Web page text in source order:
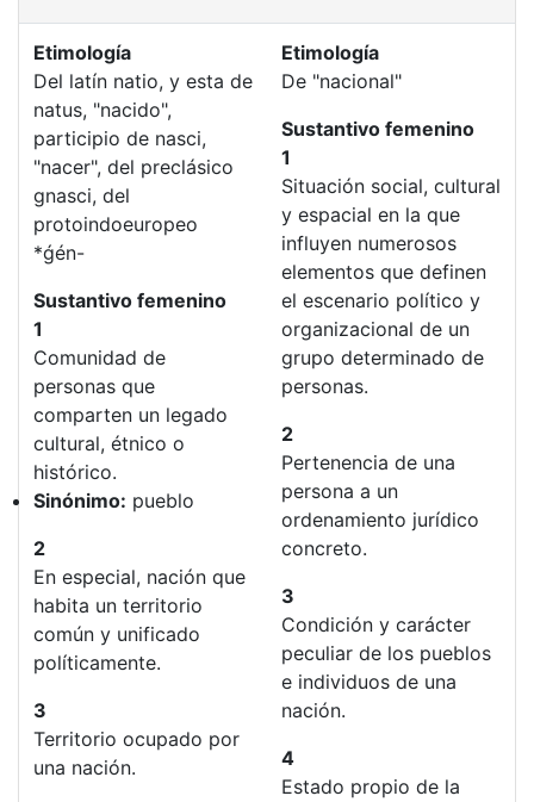
Etimología
Del latín natio, y esta de
natus, "nacido",
participio de nasci,
"nacer", del preclásico
gnasci, del
protoindoeuropeo
*ǵén-
Sustantivo femenino
1
Comunidad de
personas que
comparten un legado
cultural, étnico o
histórico.
Sinónimo: pueblo
2
En especial, nación que
habita un territorio
común y unificado
políticamente.
3
Territorio ocupado por
una nación.
Etimología
De "nacional"
Sustantivo femenino
1
Situación social, cultural
y espacial en la que
influyen numerosos
elementos que definen
el escenario político y
organizacional de un
grupo determinado de
personas.
2
Pertenencia de una
persona a un
ordenamiento jurídico
concreto.
3
Condición y carácter
peculiar de los pueblos
e individuos de una
nación.
4
Estado propio de la